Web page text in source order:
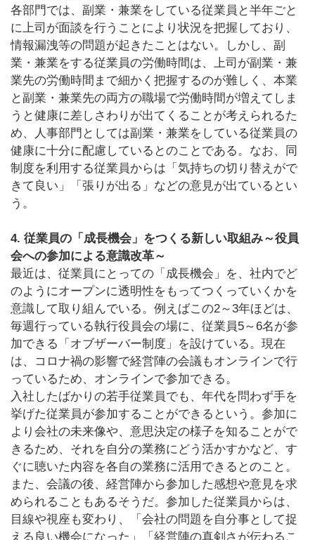
各部門では、副業・兼業をしている従業員と半年ごと
に上司が面談を行うことにより状況を把握しており、
情報漏洩等の問題が起きたことはない。しかし、副
業・兼業をする従業員の労働時間は、上司が副業・兼
業先の労働時間まで細かく把握するのが難しく、本業
と副業・兼業先の両方の職場で労働時間が増えてしま
うと健康に差しさわりが出てくることが考えられるた
め、人事部門としては副業・兼業をしている従業員の
健康に十分に配慮しているとのことである。なお、同
制度を利用する従業員からは「気持ちの切り替えがで
きて良い」「張りが出る」などの意見が出ているとい
う。
4. 従業員の「成長機会」をつくる新しい取組み～役員
会への参加による意識改革～
最近は、従業員にとっての「成長機会」を、社内でど
のようにオープンに透明性をもってつくっていくかを
意識して取り組んでいる。例えばこの2～3年ほどは、
毎週行っている執行役員会の場に、従業員5～6名が参
加できる「オブザーバー制度」を設けている。現在
は、コロナ禍の影響で経営陣の会議もオンラインで行
っているため、オンラインで参加できる。
入社したばかりの若手従業員でも、年代を問わず手を
挙げた従業員が参加することができるという。参加に
より会社の未来像や、意思決定の様子を知ることがで
きるため、それを自分の業務にどう活かすかなど、す
ぐに聴いた内容を各自の業務に活用できるとのこと。
また、会議の後、経営陣から参加した感想や意見を求
められることもあるそうだ。参加した従業員からは、
目線や視座も変わり、「会社の問題を自分事として捉
える良い機会になった」「経営陣の真剣さが伝わるこ